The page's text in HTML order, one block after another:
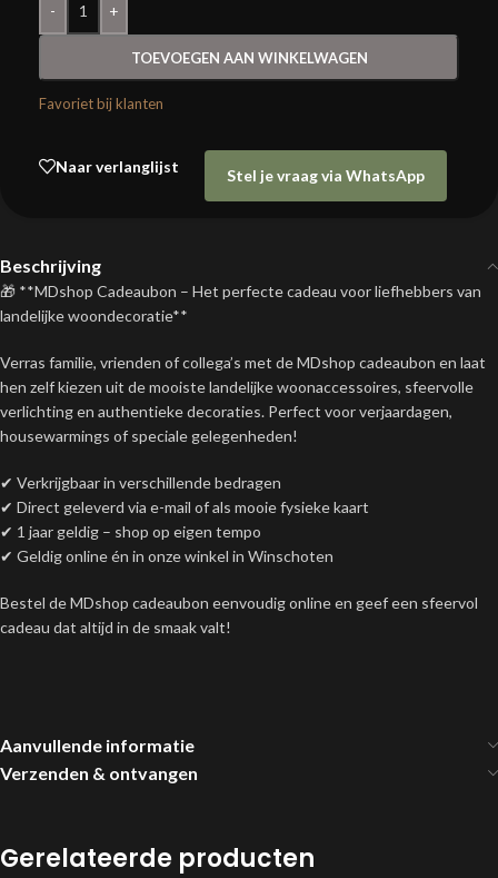
- +
TOEVOEGEN AAN WINKELWAGEN
Favoriet bij klanten
Naar verlanglijst
Stel je vraag via WhatsApp
Beschrijving
🎁 **MDshop Cadeaubon – Het perfecte cadeau voor liefhebbers van
landelijke woondecoratie**
Verras familie, vrienden of collega’s met de MDshop cadeaubon en laat
hen zelf kiezen uit de mooiste landelijke woonaccessoires, sfeervolle
verlichting en authentieke decoraties. Perfect voor verjaardagen,
housewarmings of speciale gelegenheden!
✔ Verkrijgbaar in verschillende bedragen
✔ Direct geleverd via e-mail of als mooie fysieke kaart
✔ 1 jaar geldig – shop op eigen tempo
✔ Geldig online én in onze winkel in Winschoten
Bestel de MDshop cadeaubon eenvoudig online en geef een sfeervol
cadeau dat altijd in de smaak valt!
Aanvullende informatie
Verzenden & ontvangen
Gerelateerde producten